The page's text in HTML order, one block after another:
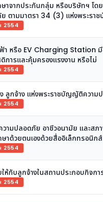
าจากประกันกลุ่ม หรือบริษัทฯ โด
ตามมาตรา 34 (3) แห่งพระร
2554
า หรือ EV Charging Station
ารและคุ้มครองแรงงาน หรือไม่
2554
ลูกจ้าง แห่งพระราชบัญญัติความ
2554
มปลอดภัย อาชีวอนามัย และสภา
ษาด้วยตนเองด้วยสื่ออิเล็กทรอนิ
2554
กับลูกจ้างในสถานประกอบกิจก
2554